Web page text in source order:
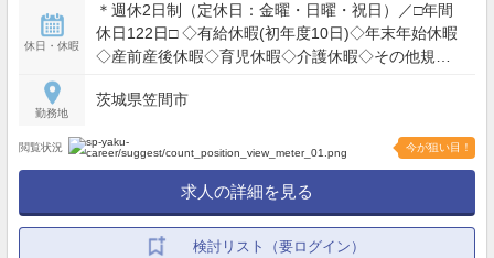
休日・休暇
＊週休2日制（定休日：金曜・日曜・祝日）／□年間
休日122日□ ◇有給休暇(初年度10日)◇年末年始休暇
◇産前産後休暇◇育児休暇◇介護休暇◇その他規定
勤務地
茨城県笠間市
閲覧状況 今が狙い目！
求人の詳細を見る
検討リスト（要ログイン）